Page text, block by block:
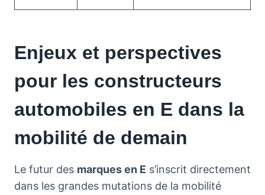
Enjeux et perspectives
pour les constructeurs
automobiles en E dans la
mobilité de demain
Le futur des marques en E s’inscrit directement
dans les grandes mutations de la mobilité